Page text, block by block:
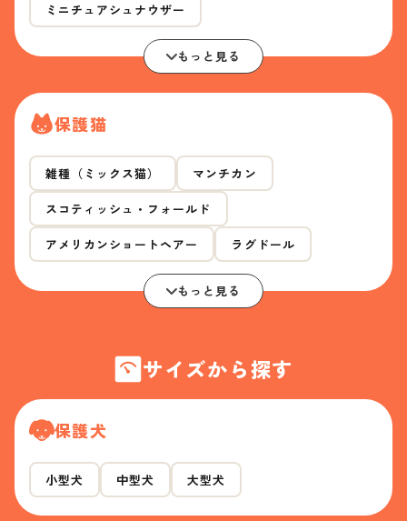
ミニチュアシュナウザー
もっと見る
保護猫
雑種（ミックス猫） マンチカン
スコティッシュ・フォールド
アメリカンショートヘアー ラグドール
もっと見る
サイズから探す
保護犬
小型犬 中型犬 大型犬